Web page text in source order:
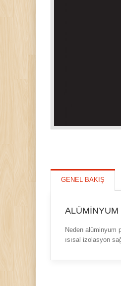
GENEL BAKIŞ
Neden alüminyum
ısısal izolasyon